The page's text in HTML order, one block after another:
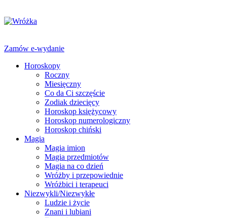
Zamów e-wydanie
Horoskopy
Roczny
Miesięczny
Co da Ci szczęście
Zodiak dziecięcy
Horoskop księżycowy
Horoskop numerologiczny
Horoskop chiński
Magia
Magia imion
Magia przedmiotów
Magia na co dzień
Wróżby i przepowiednie
Wróżbici i terapeuci
Niezwykli/Niezwykłe
Ludzie i życie
Znani i lubiani